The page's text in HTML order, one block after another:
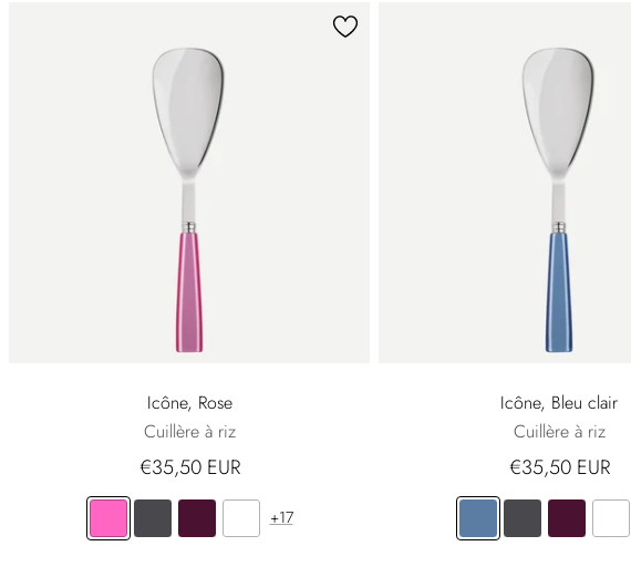
Icône, Rose
Cuillère à riz
€35,50 EUR
+17
Icône, Bleu clair
Cuillère à riz
€35,50 EUR